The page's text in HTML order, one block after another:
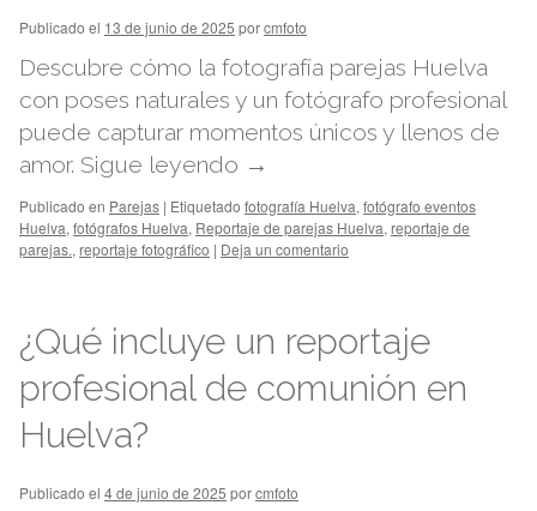
Publicado el 13 de junio de 2025 porcmfoto
Descubre cómo la fotografía parejas Huelva
con poses naturales y un fotógrafo profesional
puede capturar momentos únicos y llenos de
amor. Sigue leyendo →
Publicado en Parejas | Etiquetado fotografía Huelva, fotógrafo eventos
Huelva, fotógrafos Huelva, Reportaje de parejas Huelva, reportaje de
parejas., reportaje fotográfico | Deja un comentario
¿Qué incluye un reportaje
profesional de comunión en
Huelva?
Publicado el 4 de junio de 2025 porcmfoto